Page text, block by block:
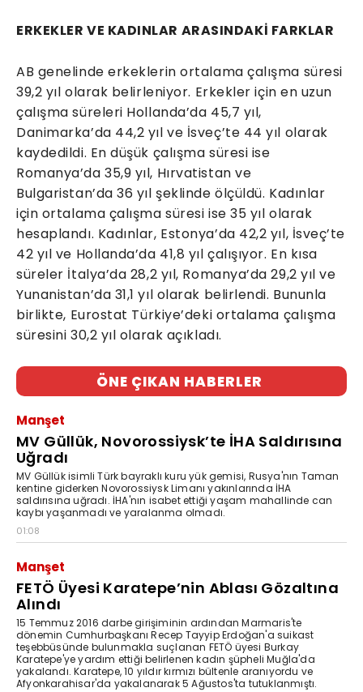
ERKEKLER VE KADINLAR ARASINDAKİ FARKLAR
AB genelinde erkeklerin ortalama çalışma süresi
39,2 yıl olarak belirleniyor. Erkekler için en uzun
çalışma süreleri Hollanda’da 45,7 yıl,
Danimarka’da 44,2 yıl ve İsveç’te 44 yıl olarak
kaydedildi. En düşük çalışma süresi ise
Romanya’da 35,9 yıl, Hırvatistan ve
Bulgaristan’da 36 yıl şeklinde ölçüldü. Kadınlar
için ortalama çalışma süresi ise 35 yıl olarak
hesaplandı. Kadınlar, Estonya’da 42,2 yıl, İsveç’te
42 yıl ve Hollanda’da 41,8 yıl çalışıyor. En kısa
süreler İtalya’da 28,2 yıl, Romanya’da 29,2 yıl ve
Yunanistan’da 31,1 yıl olarak belirlendi. Bununla
birlikte, Eurostat Türkiye’deki ortalama çalışma
süresini 30,2 yıl olarak açıkladı.
ÖNE ÇIKAN HABERLER
Manşet
MV Güllük, Novorossiysk’te İHA Saldırısına
Uğradı
MV Güllük isimli Türk bayraklı kuru yük gemisi, Rusya'nın Taman
kentine giderken Novorossiysk Limanı yakınlarında İHA
saldırısına uğradı. İHA'nın isabet ettiği yaşam mahallinde can
kaybı yaşanmadı ve yaralanma olmadı.
01:08
Manşet
FETÖ Üyesi Karatepe’nin Ablası Gözaltına
Alındı
15 Temmuz 2016 darbe girişiminin ardından Marmaris'te
dönemin Cumhurbaşkanı Recep Tayyip Erdoğan'a suikast
teşebbüsünde bulunmakla suçlanan FETÖ üyesi Burkay
Karatepe'ye yardım ettiği belirlenen kadın şüpheli Muğla'da
yakalandı. Karatepe, 10 yıldır kırmızı bültenle aranıyordu ve
Afyonkarahisar'da yakalanarak 5 Ağustos'ta tutuklanmıştı.